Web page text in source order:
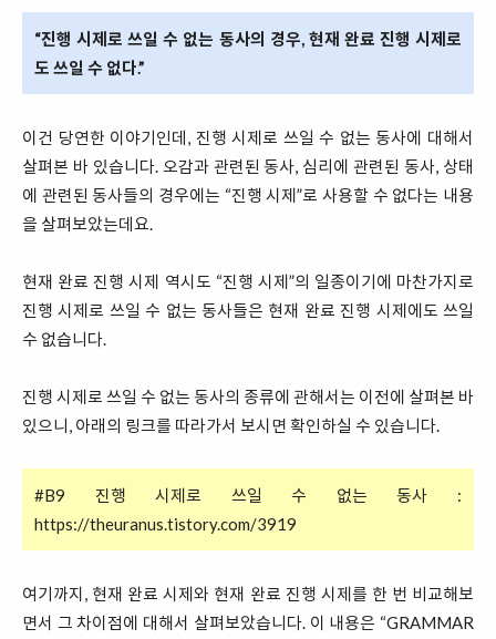
“진행 시제로 쓰일 수 없는 동사의 경우, 현재 완료 진행 시제로
도 쓰일 수 없다.”
이건 당연한 이야기인데, 진행 시제로 쓰일 수 없는 동사에 대해서
살펴본 바 있습니다. 오감과 관련된 동사, 심리에 관련된 동사, 상태
에 관련된 동사들의 경우에는 “진행 시제”로 사용할 수 없다는 내용
을 살펴보았는데요.
현재 완료 진행 시제 역시도 “진행 시제”의 일종이기에 마찬가지로
진행 시제로 쓰일 수 없는 동사들은 현재 완료 진행 시제에도 쓰일
수 없습니다.
진행 시제로 쓰일 수 없는 동사의 종류에 관해서는 이전에 살펴본 바
있으니, 아래의 링크를 따라가서 보시면 확인하실 수 있습니다.
#B9 진행 시제로 쓰일 수 없는 동사 :
https://theuranus.tistory.com/3919
여기까지, 현재 완료 시제와 현재 완료 진행 시제를 한 번 비교해보
면서 그 차이점에 대해서 살펴보았습니다. 이 내용은 “GRAMMAR